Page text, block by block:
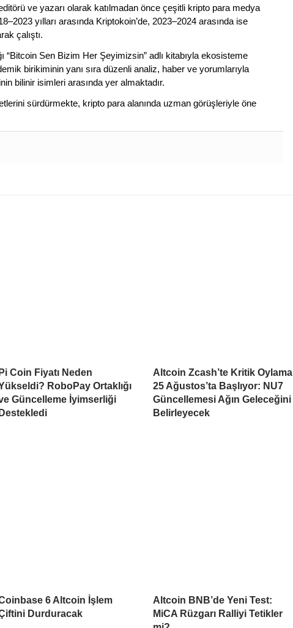
ve yazarı olarak katılmadan önce çeşitli kripto para medya
yılları arasında Kriptokoin’de, 2023–2024 arasında ise
çalıştı.
“Bitcoin Sen Bizim Her Şeyimizsin” adlı kitabıyla ekosisteme
birikiminin yanı sıra düzenli analiz, haber ve yorumlarıyla
bilinir isimleri arasında yer almaktadır.
sürdürmekte, kripto para alanında uzman görüşleriyle öne
Pi Coin Fiyatı Neden
RoboPay Ortaklığı
Güncelleme İyimserliği
Destekledi
Altcoin Zcash’te Kritik Oylama
25 Ağustos’ta Başlıyor: NU7
Güncellemesi Ağın Geleceğini
Belirleyecek
6 Altcoin İşlem
Durduracak
Altcoin BNB’de Yeni Test:
MiCA Rüzgarı Ralliyi Tetikler